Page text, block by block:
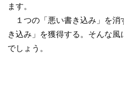
ます。
１つの「悪い書き込み」を消
き込み」を獲得する。そんな
でしょう。